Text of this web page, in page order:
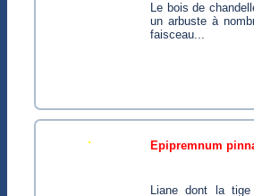
Le bois de chandelle se présente comme
un arbuste à
faisceau...
epipremnum
Liane dont la tige pousse très vite et